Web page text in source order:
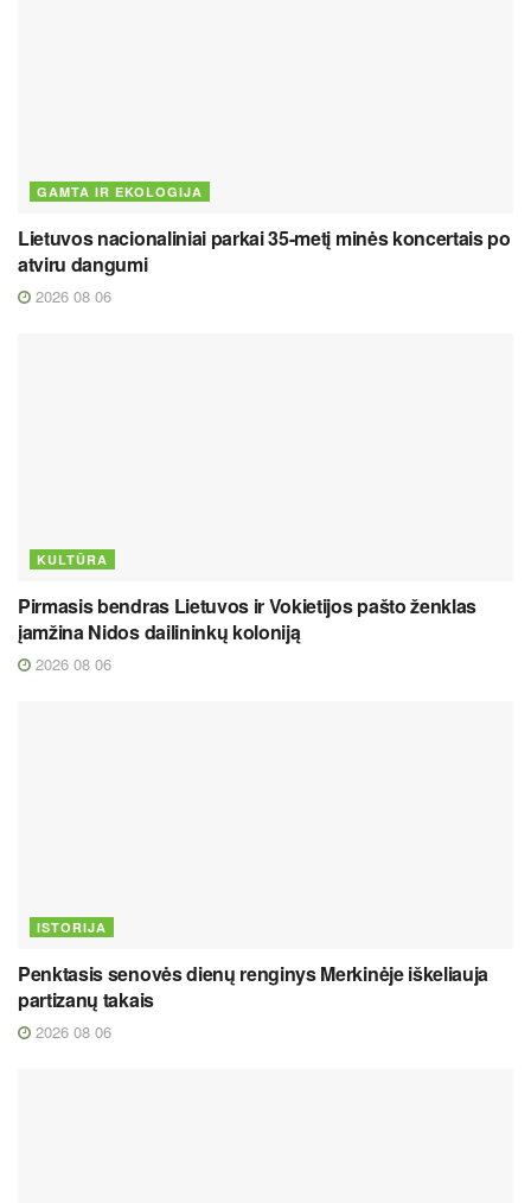
GAMTA IR EKOLOGIJA
Lietuvos nacionaliniai parkai 35-metį minės koncertais po
atviru dangumi
2026 08 06
KULTŪRA
Pirmasis bendras Lietuvos ir Vokietijos pašto ženklas
įamžina Nidos dailininkų koloniją
2026 08 06
ISTORIJA
Penktasis senovės dienų renginys Merkinėje iškeliauja
partizanų takais
2026 08 06